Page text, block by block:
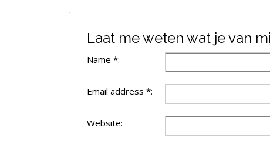
Laat me weten wat je van
Name *:
Email address *:
Website: